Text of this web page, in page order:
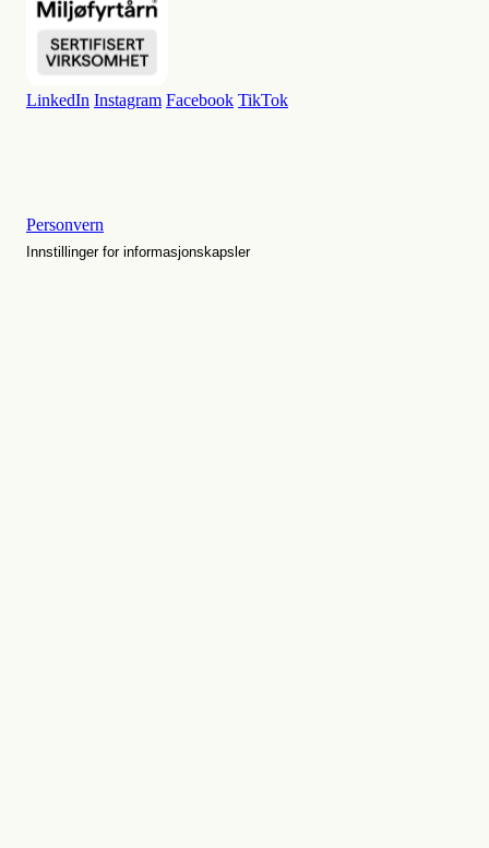
LinkedIn Instagram Facebook TikTok
Personvern
Innstillinger for informasjonskapsler